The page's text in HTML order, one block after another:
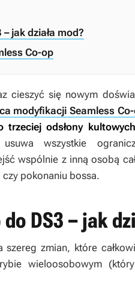
jak działa mod?
Co-op
cieszyć się nowym
modyfikacji Seamless
odsłony
wszystkie
wspólnie z inną osobą
czy pokonaniu bossa.
DS3 – jak
zmian, które
wieloosobowym